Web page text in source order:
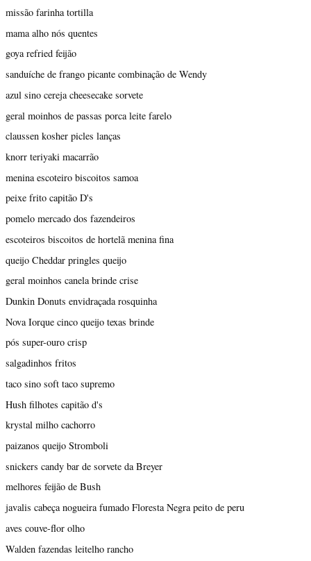
missão farinha tortilla
mama alho nós quentes
goya refried feijão
sanduíche de frango picante combinação de Wendy
azul sino cereja cheesecake sorvete
geral moinhos de passas porca leite farelo
claussen kosher picles lanças
knorr teriyaki macarrão
menina escoteiro biscoitos samoa
peixe frito capitão D's
pomelo mercado dos fazendeiros
escoteiros biscoitos de hortelã menina fina
queijo Cheddar pringles queijo
geral moinhos canela brinde crise
Dunkin Donuts envidraçada rosquinha
Nova Iorque cinco queijo texas brinde
pós super-ouro crisp
salgadinhos fritos
taco sino soft taco supremo
Hush filhotes capitão d's
krystal milho cachorro
paizanos queijo Stromboli
snickers candy bar de sorvete da Breyer
melhores feijão de Bush
javalis cabeça nogueira fumado Floresta Negra peito de peru
aves couve-flor olho
Walden fazendas leitelho rancho